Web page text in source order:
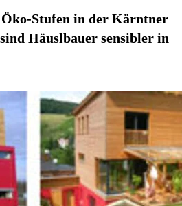
Stufen in der Kärntner
Häuslbauer sensibler in